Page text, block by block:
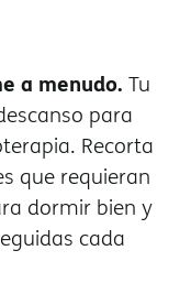
a menudo. Tu
para
Recorta
que requieran
dormir bien y
cada